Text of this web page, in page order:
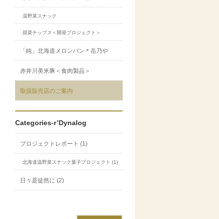
温野菜スナック
甜菜チップス＜開発プロジェクト＞
「純」北海道メロンパン＊岳乃や
赤井川美米豚＜食肉製品＞
取扱販売店のご案内
Categories-r’Dynalog
プロジェクトレポート (1)
北海道温野菜スナック菓子プロジェクト (1)
日々是徒然に (2)